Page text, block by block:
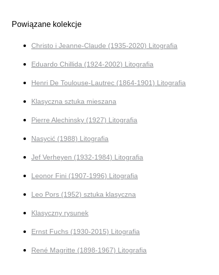
Powiązane kolekcje
Christo i Jeanne-Claude (1935-2020) Litografia
Eduardo Chillida (1924-2002) Litografia
Henri De Toulouse-Lautrec (1864-1901) Litografia
Klasyczna sztuka mieszana
Pierre Alechinsky (1927) Litografia
Nasycić (1988) Litografia
Jef Verheyen (1932-1984) Litografia
Leonor Fini (1907-1996) Litografia
Leo Pors (1952) sztuka klasyczna
Klasyczny rysunek
Ernst Fuchs (1930-2015) Litografia
René Magritte (1898-1967) Litografia